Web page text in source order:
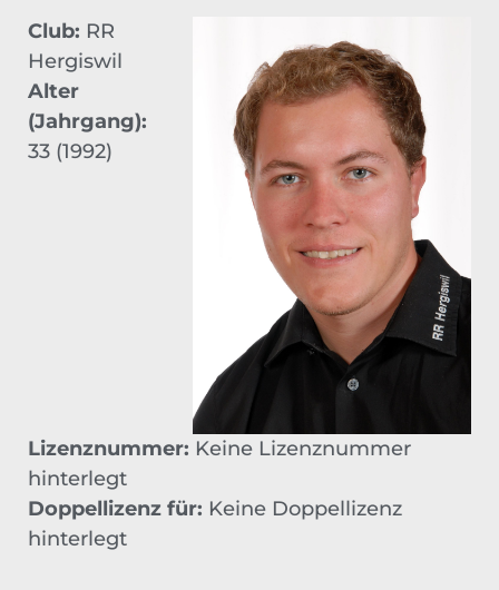
Club: RR
Hergiswil
Alter
(Jahrgang):
33 (1992)
Lizenznummer: Keine Lizenznummer
hinterlegt
Doppellizenz für: Keine Doppellizenz
hinterlegt